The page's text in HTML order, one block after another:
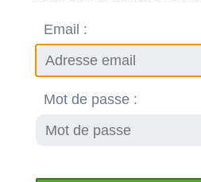
Email :
Mot de passe :